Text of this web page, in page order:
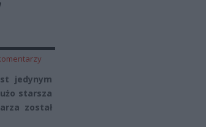
jedynym
starsza
został